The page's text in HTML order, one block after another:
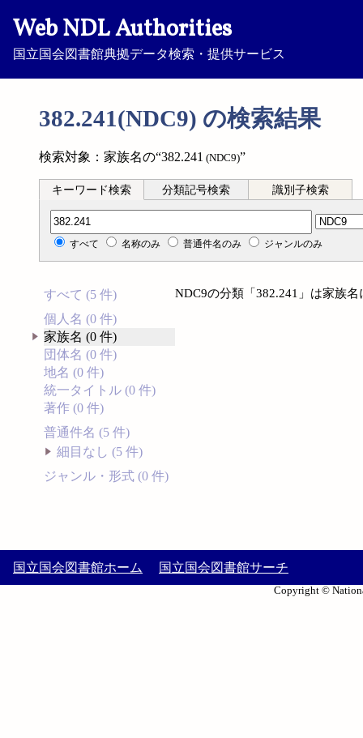
Web NDL Authorities
国立国会図書館典拠データ検索・提供サービス
382.241(NDC9) の検索結果
検索対象：家族名の“382.241 (NDC9)”
キーワード検索 分類記号検索 識別子検索
分類記号検索
すべて 名称のみ 普通件名のみ ジャンルのみ
すべて (5 件)
個人名 (0 件)
家族名 (0 件)
団体名 (0 件)
地名 (0 件)
統一タイトル (0 件)
著作 (0 件)
普通件名 (5 件)
細目なし (5 件)
ジャンル・形式 (0 件)
NDC9の分類「382.241」は家族
国立国会図書館ホーム 国立国会図書館サーチ
Copyright ©